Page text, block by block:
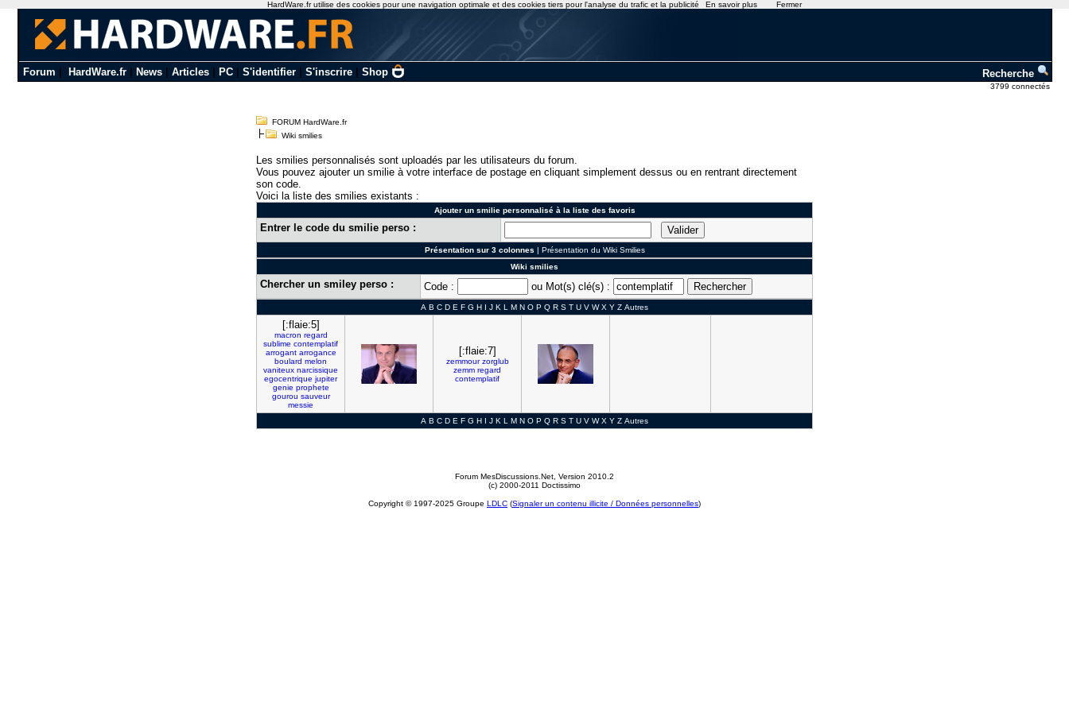
Forum HardWare.fr| News| Articles| PC| S'identifier| S'inscrire| Shop Recherche
3799 connectés
FORUM HardWare.fr
Wiki smilies
Les smilies personnalisés sont uploadés par les utilisateurs du forum.
Vous pouvez ajouter un smilie à votre interface de postage en cliquant simplement dessus ou en rentrant directement
son code.
Voici la liste des smilies existants :
Ajouter un smilie personnalisé à la liste des favoris
Entrer le code du smilie perso :
Présentation sur 3 colonnes | Présentation du Wiki Smilies
Wiki smilies
Chercher un smiley perso : Code : ou Mot(s) clé(s) :
A B C D E F G H I J K L M N O P Q R S T U V W X Y Z Autres
[:flaie:5]
macron regard
sublime contemplatif
arrogant arrogance
boulard melon
vaniteux narcissique
egocentrique jupiter
genie prophete
gourou sauveur
messie
[:flaie:7]
zemmour zorglub
zemm regard
contemplatif
A B C D E F G H I J K L M N O P Q R S T U V W X Y Z Autres
Forum MesDiscussions.Net , Version 2010.2
(c) 2000-2011 Doctissimo
Copyright © 1997-2025 Groupe LDLC (Signaler un contenu illicite / Données personnelles)
HardWare.fr utilise des cookies pour une navigation optimale et des cookies tiers pour l'analyse du trafic et la publicité En savoir plus Fermer